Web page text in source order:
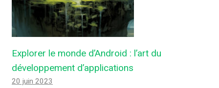
Explorer le monde d’Android : l’art du
développement d’applications
20 juin 2023